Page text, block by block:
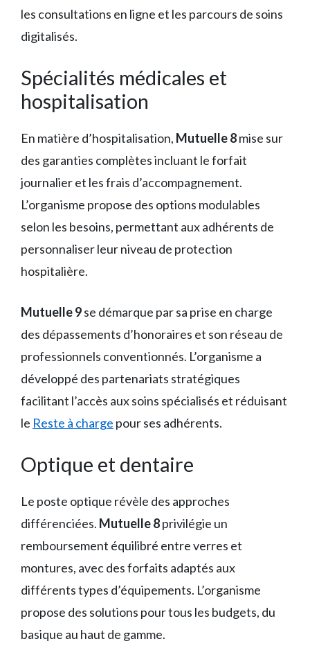
les consultations en ligne et les parcours de soins
digitalisés.
Spécialités médicales et
hospitalisation
En matière d’hospitalisation, Mutuelle 8mise sur
des garanties complètes incluant le forfait
journalier et les frais d’accompagnement.
L’organisme propose des options modulables
selon les besoins, permettant aux adhérents de
personnaliser leur niveau de protection
hospitalière.
Mutuelle 9se démarque par sa prise en charge
des dépassements d’honoraires et son réseau de
professionnels conventionnés. L’organisme a
développé des partenariats stratégiques
facilitant l’accès aux soins spécialisés et réduisant
le Reste à charge pour ses adhérents.
Optique et dentaire
Le poste optique révèle des approches
différenciées. Mutuelle 8privilégie un
remboursement équilibré entre verres et
montures, avec des forfaits adaptés aux
différents types d’équipements. L’organisme
propose des solutions pour tous les budgets, du
basique au haut de gamme.